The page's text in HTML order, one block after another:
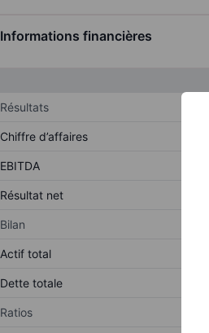
Informations financières
Résultats
Chiffre d’affaires
EBITDA
Résultat net
Bilan
Actif total
Dette totale
Ratios